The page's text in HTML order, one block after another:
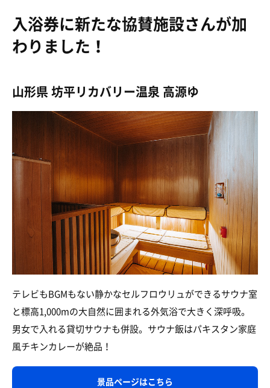
入浴券に新たな協賛施設さんが加
わりました！
山形県 坊平リカバリー温泉 高源ゆ
テレビもBGMもない静かなセルフロウリュができるサウナ室
と標高1,000mの大自然に囲まれる外気浴で大きく深呼吸。
男女で入れる貸切サウナも併設。サウナ飯はパキスタン家庭
風チキンカレーが絶品！
景品ページはこちら